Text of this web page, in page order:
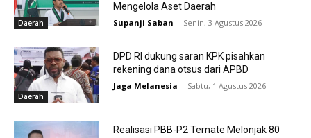
Daerah
Mengelola Aset Daerah
Supanji Saban - Senin, 3 Agustus 2026
Daerah
DPD RI dukung saran KPK pisahkan
rekening dana otsus dari APBD
Jaga Melanesia - Sabtu, 1 Agustus 2026
Realisasi PBB-P2 Ternate Melonjak 80